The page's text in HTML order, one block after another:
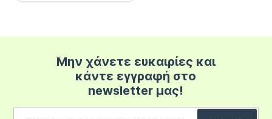
Μην χάνετε ευκαιρίες και
κάντε εγγραφή στο
newsletter μας!